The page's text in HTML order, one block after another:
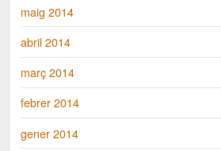
maig 2014
abril 2014
març 2014
febrer 2014
gener 2014